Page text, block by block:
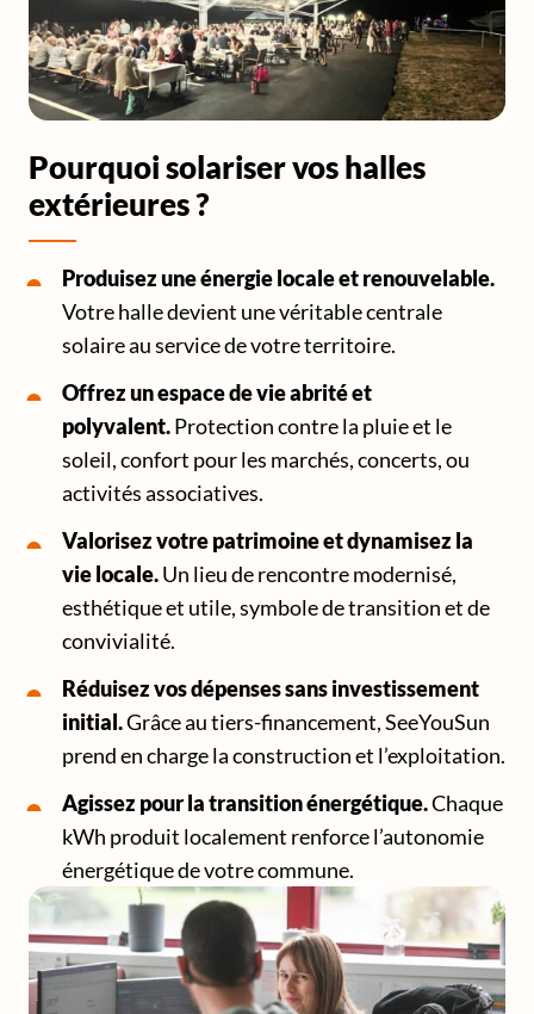
Pourquoi solariser vos halles
extérieures ?
Produisez une énergie locale et renouvelable.
Votre halle devient une véritable centrale
solaire au service de votre territoire.
Offrez un espace de vie abrité et
polyvalent.Protection contre la pluie et le
soleil, confort pour les marchés, concerts, ou
activités associatives.
Valorisez votre patrimoine et dynamisez la
vie locale.Un lieu de rencontre modernisé,
esthétique et utile, symbole de transition et de
convivialité.
Réduisez vos dépenses sans investissement
initial.Grâce au tiers-financement, SeeYouSun
prend en charge la construction et l’exploitation.
Agissez pour la transition énergétique.Chaque
kWh produit localement renforce l’autonomie
énergétique de votre commune.